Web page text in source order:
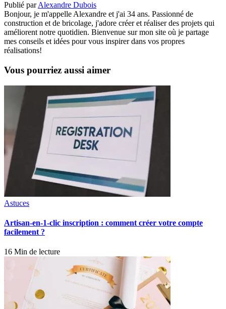
Publié par Alexandre Dubois
Bonjour, je m'appelle Alexandre et j'ai 34 ans. Passionné de
construction et de bricolage, j'adore créer et réaliser des projets qui
améliorent notre quotidien. Bienvenue sur mon site où je partage
mes conseils et idées pour vous inspirer dans vos propres
réalisations!
Vous pourriez aussi aimer
Astuces
Artisan-en-1-clic inscription : comment créer votre compte
facilement ?
16 Min de lecture